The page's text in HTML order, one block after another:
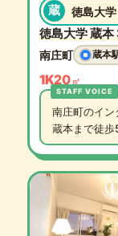
蔵 徳島大
徳島大学 蔵
南庄町 蔵本
1K20㎡
南庄町のイ
蔵本まで徒歩